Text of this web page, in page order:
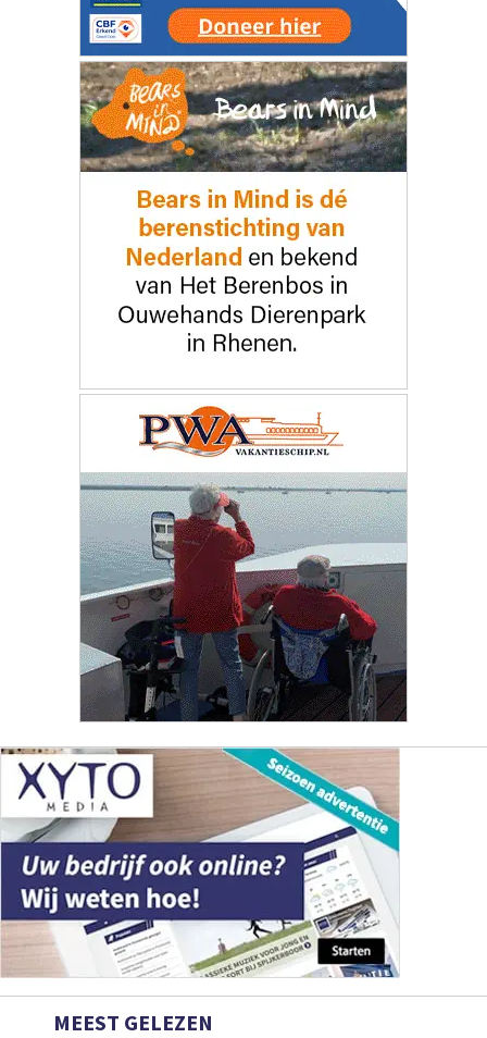
MEEST GELEZEN